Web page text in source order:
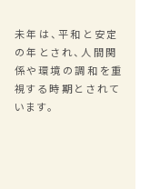
未年は、平和と安定
の年とされ、人間関
係や環境の調和を重
視する時期とされて
います。